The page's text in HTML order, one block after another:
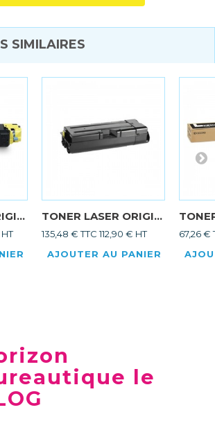
SIMILAIRES
TONER LASER ORIGI...
135,48 € TTC 112,90 € HT
AJOUTER AU PANIER
67,26 €
le